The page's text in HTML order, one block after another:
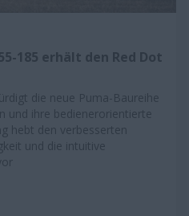
185 erhält den Red Dot
die neue Puma-Baureihe
und ihre bedienerorientierte
hebt den verbesserten
und die intuitive